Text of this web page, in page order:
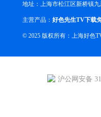
地址：上海市松江区新桥镇
主营产品： 好色先生TV下载
© 2025 版权所有：上海好色
沪公网安备